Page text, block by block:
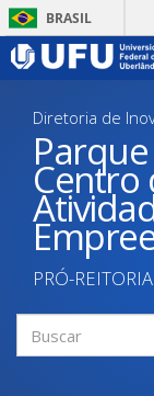
Pular
para
BRASIL
Diretoria de
Centro
PRÓ-
de